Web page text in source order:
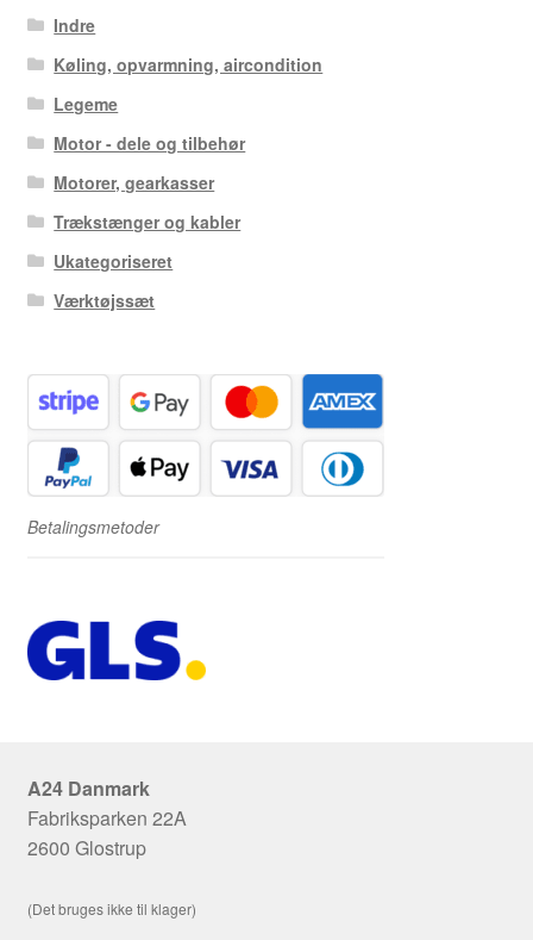
Indre
Køling, opvarmning, aircondition
Legeme
Motor - dele og tilbehør
Motorer, gearkasser
Trækstænger og kabler
Ukategoriseret
Værktøjssæt
Betalingsmetoder
A24 Danmark
Fabriksparken 22A
2600 Glostrup
(Det bruges ikke til klager)